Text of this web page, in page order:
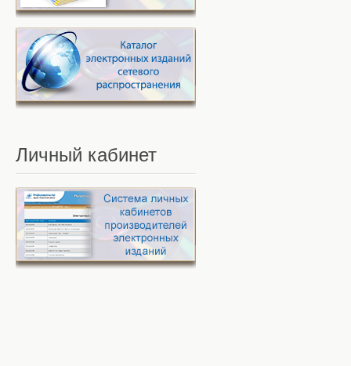
Личный кабинет